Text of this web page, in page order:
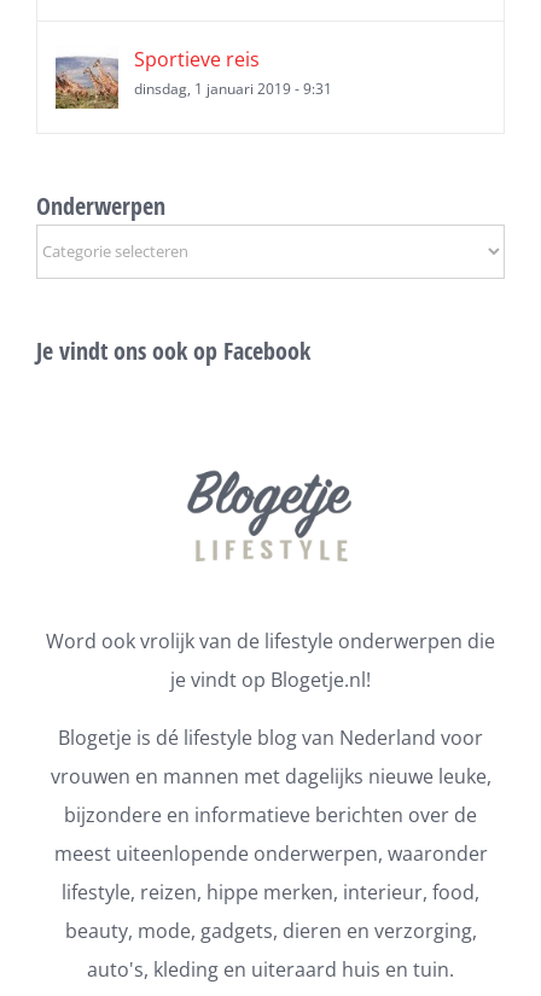
Sportieve reis
dinsdag, 1 januari 2019 - 9:31
Onderwerpen
Onderwerpen
Je vindt ons ook op Facebook
Word ook vrolijk van de lifestyle onderwerpen die
je vindt op Blogetje.nl!
Blogetje is dé lifestyle blog van Nederland voor
vrouwen en mannen met dagelijks nieuwe leuke,
bijzondere en informatieve berichten over de
meest uiteenlopende onderwerpen, waaronder
lifestyle, reizen, hippe merken, interieur, food,
beauty, mode, gadgets, dieren en verzorging,
auto's, kleding en uiteraard huis en tuin.